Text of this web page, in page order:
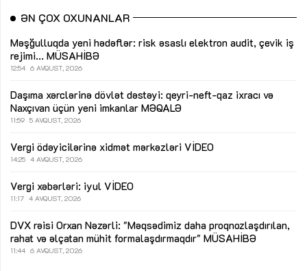
ƏN ÇOX OXUNANLAR
Məşğulluqda yeni hədəflər: risk əsaslı elektron audit, çevik iş
rejimi... MÜSAHİBƏ
12:54 6 AVQUST, 2026
Daşıma xərclərinə dövlət dəstəyi: qeyri-neft-qaz ixracı və
Naxçıvan üçün yeni imkanlar MƏQALƏ
11:59 5 AVQUST, 2026
Vergi ödəyicilərinə xidmət mərkəzləri VİDEO
14:25 4 AVQUST, 2026
Vergi xəbərləri: iyul VİDEO
11:17 4 AVQUST, 2026
DVX rəisi Orxan Nəzərli: "Məqsədimiz daha proqnozlaşdırılan,
rahat və əlçatan mühit formalaşdırmaqdır" MÜSAHİBƏ
11:44 6 AVQUST, 2026